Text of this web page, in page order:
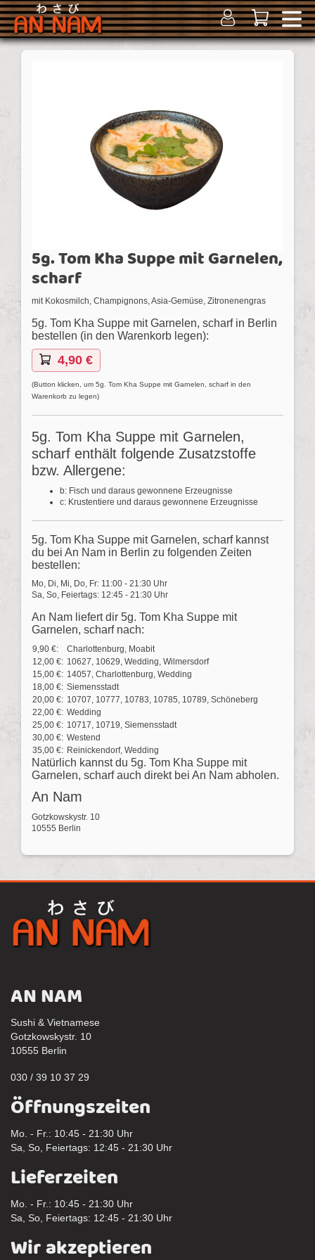
5g. Tom Kha Suppe mit Garnelen,
scharf
mit Kokosmilch, Champignons, Asia-Gemüse, Zitronenengras
5g. Tom Kha Suppe mit Garnelen, scharf in Berlin
bestellen (in den Warenkorb legen):
4,90 €
(Button klicken, um 5g. Tom Kha Suppe mit Garnelen, scharf in den
Warenkorb zu legen)
5g. Tom Kha Suppe mit Garnelen,
scharf enthält folgende Zusatzstoffe
bzw. Allergene:
b: Fisch und daraus gewonnene Erzeugnisse
c: Krustentiere und daraus gewonnene Erzeugnisse
5g. Tom Kha Suppe mit Garnelen, scharf kannst
du bei An Nam in Berlin zu folgenden Zeiten
bestellen:
Mo, Di, Mi, Do, Fr: 11:00 - 21:30 Uhr
Sa, So, Feiertags: 12:45 - 21:30 Uhr
An Nam liefert dir 5g. Tom Kha Suppe mit
Garnelen, scharf nach:
9,90 €:
Charlottenburg, Moabit
12,00 €: 10627, 10629, Wedding, Wilmersdorf
15,00 €: 14057, Charlottenburg, Wedding
18,00 €: Siemensstadt
20,00 €: 10707, 10777, 10783, 10785, 10789, Schöneberg
22,00 €: Wedding
25,00 €: 10717, 10719, Siemensstadt
30,00 €: Westend
35,00 €: Reinickendorf, Wedding
Natürlich kannst du 5g. Tom Kha Suppe mit
Garnelen, scharf auch direkt bei An Nam abholen.
An Nam
Gotzkowskystr. 10
10555 Berlin
AN NAM
Sushi & Vietnamese
Gotzkowskystr. 10
10555 Berlin
030 / 39 10 37 29
Öffnungszeiten
Mo. - Fr.: 10:45 - 21:30 Uhr
Sa, So, Feiertags: 12:45 - 21:30 Uhr
Lieferzeiten
Mo. - Fr.: 10:45 - 21:30 Uhr
Sa, So, Feiertags: 12:45 - 21:30 Uhr
Wir akzeptieren